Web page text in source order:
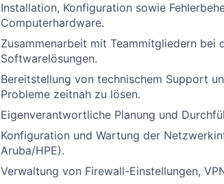
Installation, Konfiguration sowie
Computerhardware.
Zusammenarbeit mit Teammitgliedern
Softwarelösungen.
Bereitstellung von technischem Support
Probleme zeitnah zu lösen.
Eigenverantwortliche Planung und
Konfiguration und Wartung der
Aruba/HPE).
Verwaltung von Firewall-Einstellungen,